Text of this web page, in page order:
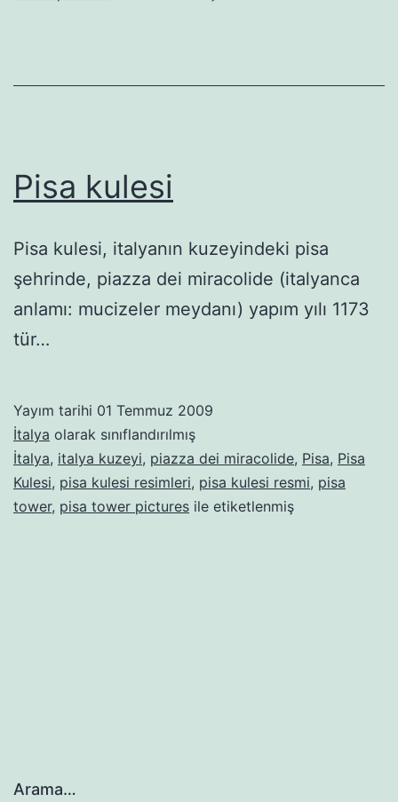
Pisa kulesi
Pisa kulesi, italyanın kuzeyindeki pisa
şehrinde, piazza dei miracolide (italyanca
anlamı: mucizeler meydanı) yapım yılı 1173
tür…
Yayım tarihi 01 Temmuz 2009
İtalya olarak sınıflandırılmış
İtalya, italya kuzeyi, piazza dei miracolide, Pisa, Pisa
Kulesi, pisa kulesi resimleri, pisa kulesi resmi, pisa
tower, pisa tower pictures ile etiketlenmiş
Arama…